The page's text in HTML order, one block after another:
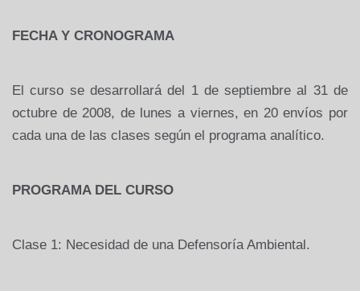
FECHA Y CRONOGRAMA
El curso se desarrollará del 1 de septiembre al 31 de
octubre de 2008, de lunes a viernes, en 20 envíos por
cada una de las clases según el programa analítico.
PROGRAMA DEL CURSO
Clase 1: Necesidad de una Defensoría Ambiental.